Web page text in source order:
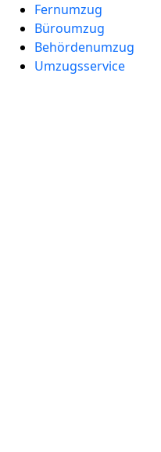
Fernumzug
Büroumzug
Behördenumzug
Umzugsservice